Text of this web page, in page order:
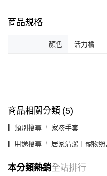
商品規格
顏色 活力橘
商品相關分類 (5)
▎類別搜尋 家務手套
▎用途搜尋 居家清潔｜寵物照
本分類熱銷全站排行